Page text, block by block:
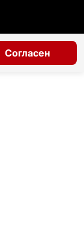
Согласен